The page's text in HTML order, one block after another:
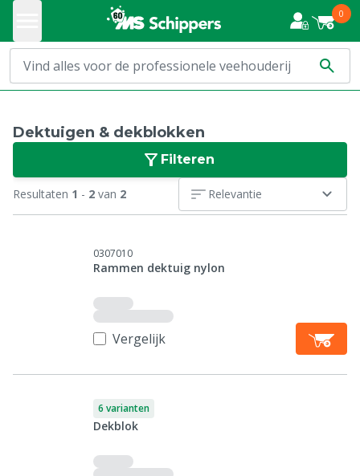
0
Dektuigen & dekblokken
Filteren
Resultaten 1 - 2 van 2 Relevantie
0307010
Rammen dektuig nylon
Vergelijk
6 varianten
Dekblok